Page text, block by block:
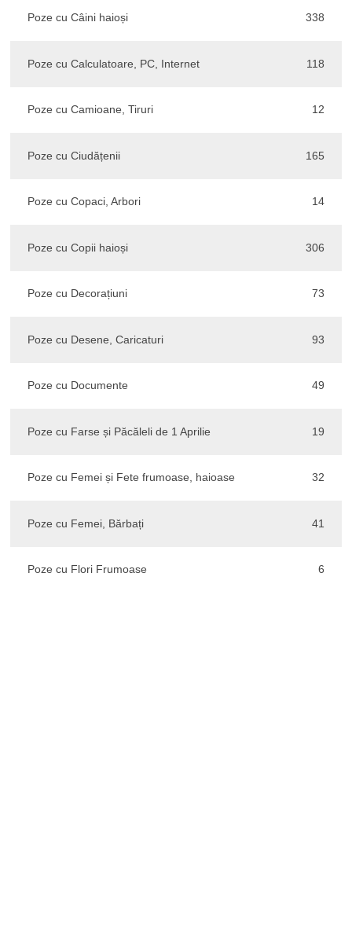
Poze cu Câini haioși 338
Poze cu Calculatoare, PC, Internet 118
Poze cu Camioane, Tiruri 12
Poze cu Ciudățenii 165
Poze cu Copaci, Arbori 14
Poze cu Copii haioși 306
Poze cu Decorațiuni 73
Poze cu Desene, Caricaturi 93
Poze cu Documente 49
Poze cu Farse și Păcăleli de 1 Aprilie 19
Poze cu Femei și Fete frumoase, haioase 32
Poze cu Femei, Bărbați 41
Poze cu Flori Frumoase 6